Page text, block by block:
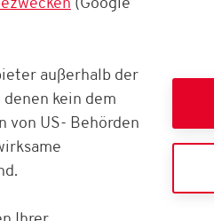
(Google
außerhalb der
denen kein dem
von US- Behörden